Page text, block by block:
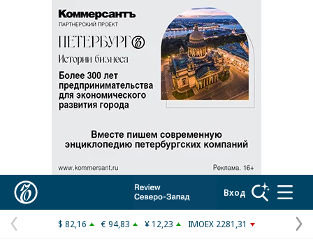
Реклама в «Ъ» www.kommersant.ru/ad
Вход
Предыдущая
$ 82,16 € 94,83 ¥ 12,23 IMOEX 2281,31